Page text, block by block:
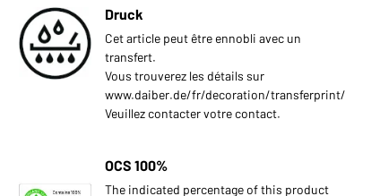
Druck
Cet article peut être ennobli avec un
transfert.
Vous trouverez les détails sur
www.daiber.de/fr/decoration/transferprint/
Veuillez contacter votre contact.
OCS 100%
The indicated percentage of this product